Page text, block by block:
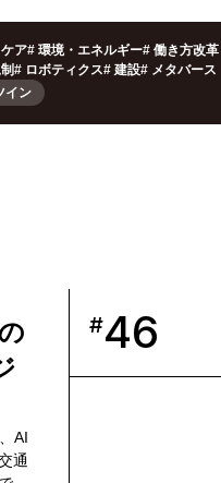
ア# 環境・エネルギー# 働き方改革
# ロボティクス# 建設# メタバース
イン
AI
通
#46